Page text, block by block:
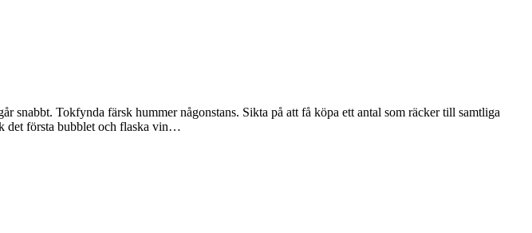
snabbt. Tokfynda färsk hummer någonstans. Sikta på att få köpa ett antal som räcker till samtliga
det första bubblet och flaska vin…